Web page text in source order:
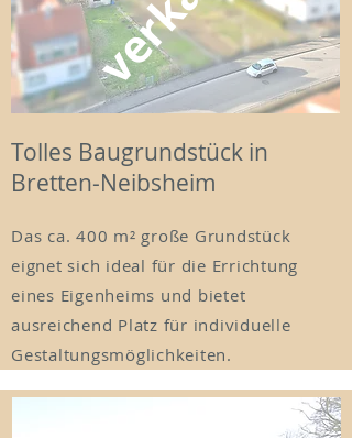
Tolles Baugrundstück in
Bretten-Neibsheim
Das ca. 400 m² große Grundstück
eignet sich ideal für die Errichtung
eines Eigenheims und bietet
ausreichend Platz für individuelle
Gestaltungsmöglichkeiten.